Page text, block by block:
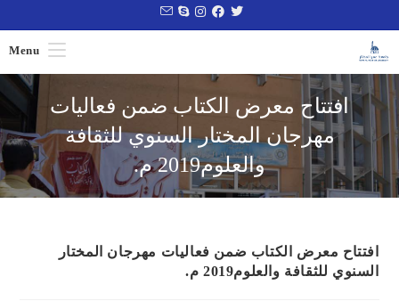
Menu
افتتاح معرض الكتاب ضمن فعاليات
مهرجان المختار السنوي للثقافة
والعلوم2019 م.
افتتاح معرض الكتاب ضمن فعاليات مهرجان المختار
السنوي للثقافة والعلوم2019 م.